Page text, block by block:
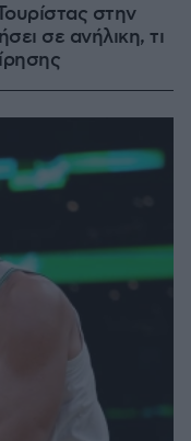
στην
σε ανήλικη, τι